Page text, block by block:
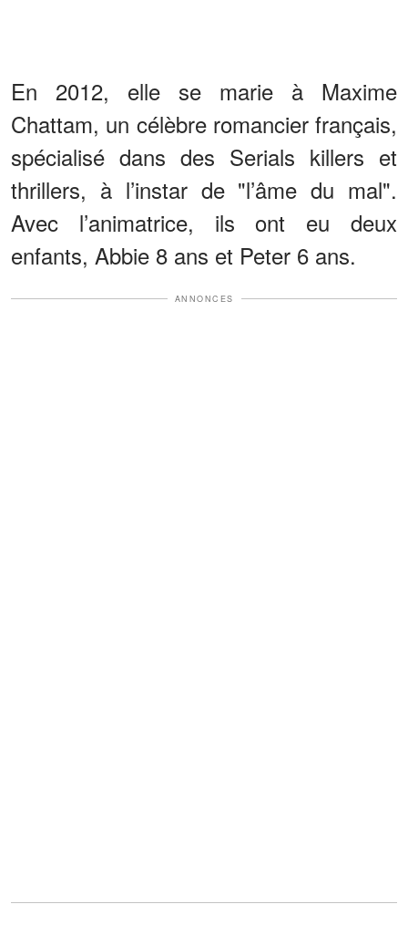
En 2012, elle se marie à Maxime
Chattam, un célèbre romancier français,
spécialisé dans des Serials killers et
thrillers, à l’instar de "l’âme du mal".
Avec l’animatrice, ils ont eu deux
enfants, Abbie 8 ans et Peter 6 ans.
ANNONCES